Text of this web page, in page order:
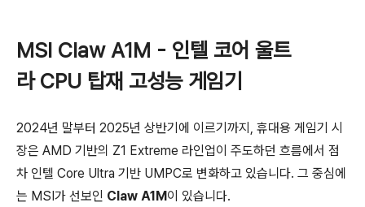
MSI Claw A1M - 인텔 코어 울트
라 CPU 탑재 고성능 게임기
2024년 말부터 2025년 상반기에 이르기까지, 휴대용 게임기 시
장은 AMD 기반의 Z1 Extreme 라인업이 주도하던 흐름에서 점
차 인텔 Core Ultra 기반 UMPC로 변화하고 있습니다. 그 중심에
는 MSI가 선보인 Claw A1M이 있습니다.